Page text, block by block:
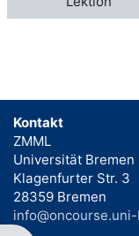
Kontakt
ZMML
Universität Bremen
Klagenfurter Str. 3
28359 Bremen